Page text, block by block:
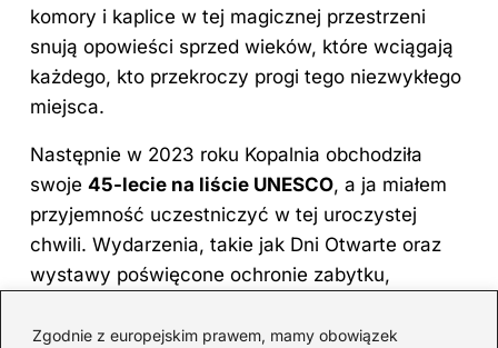
Zgodnie z europejskim prawem, mamy obowiązek
komory i kaplice w tej magicznej przestrzeni
snują opowieści sprzed wieków, które wciągają
każdego, kto przekroczy progi tego niezwykłego
miejsca.
Następnie w 2023 roku Kopalnia obchodziła
swoje 45-lecie na liście UNESCO, a ja miałem
przyjemność uczestniczyć w tej uroczystej
chwili. Wydarzenia, takie jak Dni Otwarte oraz
wystawy poświęcone ochronie zabytku,
gości osiągnęła niemal 1,5 miliona! To